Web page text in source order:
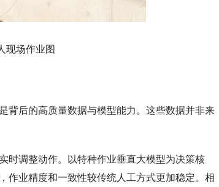
现场作业图
背后的高质量数据与模型能力。这些数据并非来
时调整动作。以特种作业垂直大模型为决策核
作业精度和一致性较传统人工方式更加稳定。相